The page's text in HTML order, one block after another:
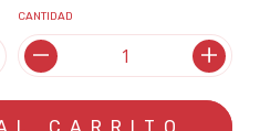
CANTIDAD